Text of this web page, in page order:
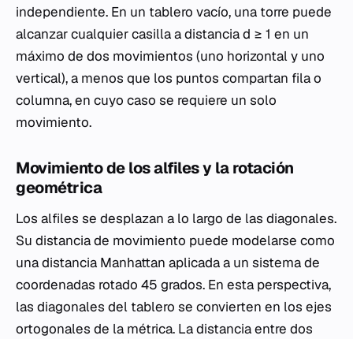
independiente. En un tablero vacío, una torre puede
alcanzar cualquier casilla a distancia d ≥ 1 en un
máximo de dos movimientos (uno horizontal y uno
vertical), a menos que los puntos compartan fila o
columna, en cuyo caso se requiere un solo
movimiento.
Movimiento de los alfiles y la rotación
geométrica
Los alfiles se desplazan a lo largo de las diagonales.
Su distancia de movimiento puede modelarse como
una distancia Manhattan aplicada a un sistema de
coordenadas rotado 45 grados. En esta perspectiva,
las diagonales del tablero se convierten en los ejes
ortogonales de la métrica. La distancia entre dos